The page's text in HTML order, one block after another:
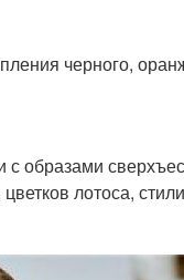
черного,
образами
лотоса,